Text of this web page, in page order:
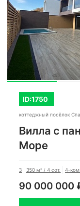
ID:1750
коттеджный посёлок
Вилла с
Море
3 350 м² / 4 сот. 4-
90 000 000